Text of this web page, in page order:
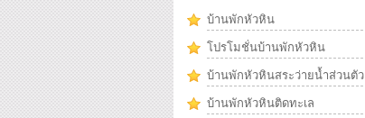
บ้านพักหัวหิน
โปรโมชั่นบ้านพักหัวหิน
บ้านพักหัวหินสระว่ายน้ำส่วนตัว
บ้านพักหัวหินติดทะเล